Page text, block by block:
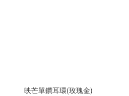
映芒單鑽耳環(玫瑰金)